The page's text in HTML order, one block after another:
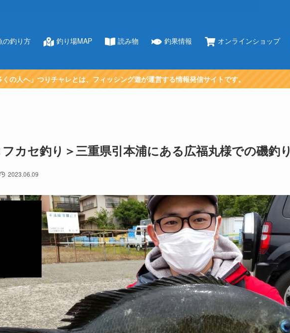
の釣り方 釣り場MAP 読み物 釣果情報 オンラインショップ
くの人へ」つりチャレとは、フィッシング遊が運営する情報発信サイトです。
フカセ釣り＞三重県引本浦にある広福丸様での磯釣り
2023.06.09